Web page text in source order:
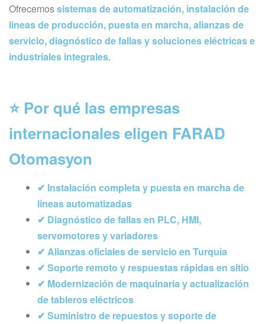
Ofrecemossistemas de automatización, instalación de
líneas de producción, puesta en marcha, alianzas de
servicio, diagnóstico de fallas y soluciones eléctricas e
industriales integrales.
⭐ Por qué las empresas
internacionales eligen FARAD
Otomasyon
✔ Instalación completa y puesta en marcha de
líneas automatizadas
✔ Diagnóstico de fallas en PLC, HMI,
servomotores y variadores
✔ Alianzas oficiales de servicio en Turquía
✔ Soporte remoto y respuestas rápidas en sitio
✔ Modernización de maquinaria y actualización
de tableros eléctricos
✔ Suministro de repuestos y soporte de